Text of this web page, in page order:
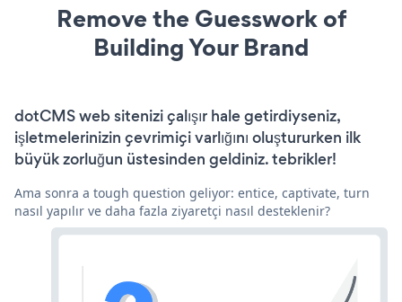
Remove the Guesswork of
Building Your Brand
dotCMS web sitenizi çalışır hale getirdiyseniz,
işletmelerinizin çevrimiçi varlığını oluştururken ilk
büyük zorluğun üstesinden geldiniz. tebrikler!
Ama sonra a tough question geliyor: entice, captivate, turn
nasıl yapılır ve daha fazla ziyaretçi nasıl desteklenir?